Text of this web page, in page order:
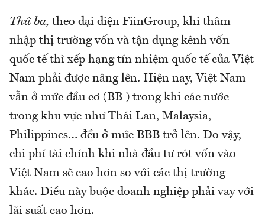
Thứ ba, theo đại diện FiinGroup, khi thâm
nhập thị trường vốn và tận dụng kênh vốn
quốc tế thì xếp hạng tín nhiệm quốc tế của Việt
Nam phải được nâng lên. Hiện nay, Việt Nam
vẫn ở mức đầu cơ (BB ) trong khi các nước
trong khu vực như Thái Lan, Malaysia,
Philippines… đều ở mức BBB trở lên. Do vậy,
chi phí tài chính khi nhà đầu tư rót vốn vào
Việt Nam sẽ cao hơn so với các thị trường
khác. Điều này buộc doanh nghiệp phải vay với
lãi suất cao hơn.